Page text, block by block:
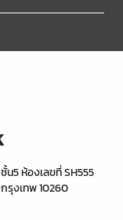
น5 ห้องเลขที่ SH555
รุงเทพ 10260